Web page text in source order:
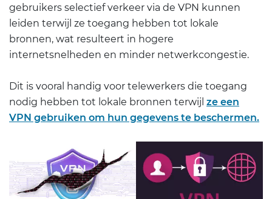
gebruikers selectief verkeer via de VPN kunnen
leiden terwijl ze toegang hebben tot lokale
bronnen, wat resulteert in hogere
internetsnelheden en minder netwerkcongestie.
Dit is vooral handig voor telewerkers die toegang
nodig hebben tot lokale bronnen terwijl ze een
VPN gebruiken om hun gegevens te beschermen.